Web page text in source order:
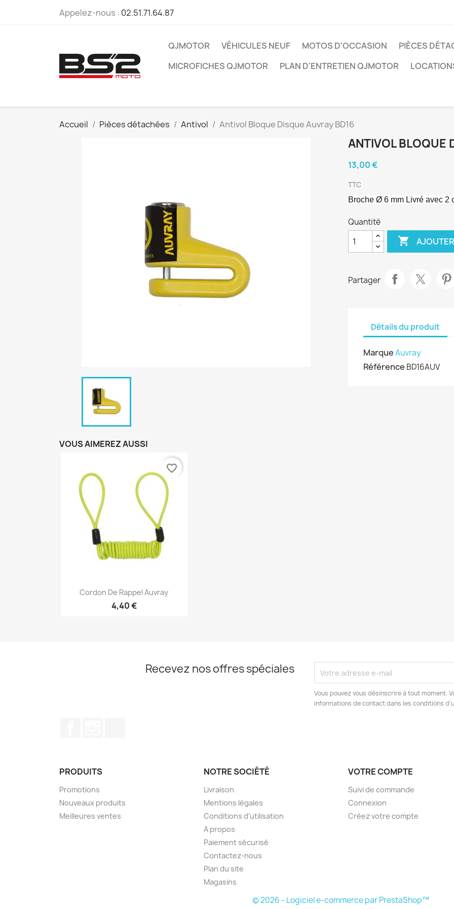
Appelez-nous : 02.51.71.64.87
QJMOTOR VÉHICULES NEUF MOTOS D'OCCASION PIÈCES
MICROFICHES QJMOTOR
PLAN D'ENTRETIEN QJMOTOR
Accueil Pièces détachées Antivol Antivol Bloque Disque Auvray BD16
ANTIVOL BLOQUE
13,00 €
TTC
Broche Ø 6 mm Livré avec 2
Quantité

Partager
Détails du produit
MarqueAuvray
Référence BD16AUV
VOUS AIMEREZ AUSSI
Aperçu rapide
Cordon De Rappel Auvray
4,40 €
favorite_border
Recevez nos offres spéciales
Vous pouvez vous désinscrire à tout moment.
informations de contact dans les conditions
PRODUITS
Promotions
Nouveaux produits
Meilleures ventes
NOTRE SOCIÉTÉ
Livraison
Mentions légales
Conditions d'utilisation
A propos
Paiement sécurisé
Contactez-nous
Plan du site
Magasins
VOTRE COMPTE
Suivi de commande
Connexion
Créez votre compte
© 2026 - Logiciel e-commerce par PrestaShop™